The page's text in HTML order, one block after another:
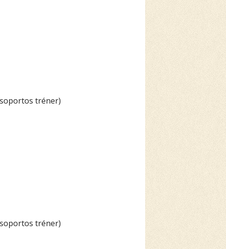
tréner)
tréner)